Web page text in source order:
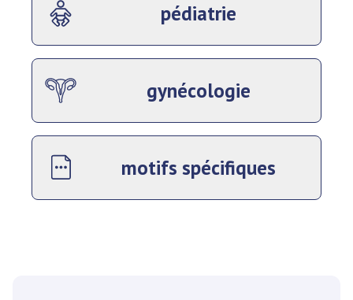
pédiatrie
gynécologie
motifs spécifiques